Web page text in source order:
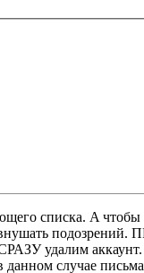
списка. A
удалим
случае